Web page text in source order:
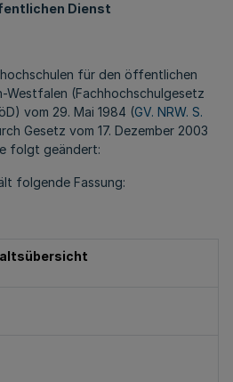
Dienst
für den öffentlichen
Westfalen (Fachhochschulgesetz
vom 29. Mai 1984 (GV. NRW. S.
Gesetz vom 17. Dezember 2003
folgt geändert:
folgende Fassung: